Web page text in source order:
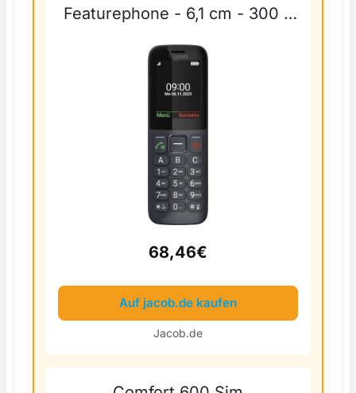
Featurephone - 6,1 cm - 300 h
68,46€
Auf jacob.de kaufen
Jacob.de